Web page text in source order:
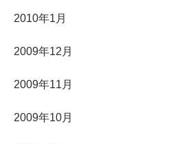
2010年1月
2009年12月
2009年11月
2009年10月